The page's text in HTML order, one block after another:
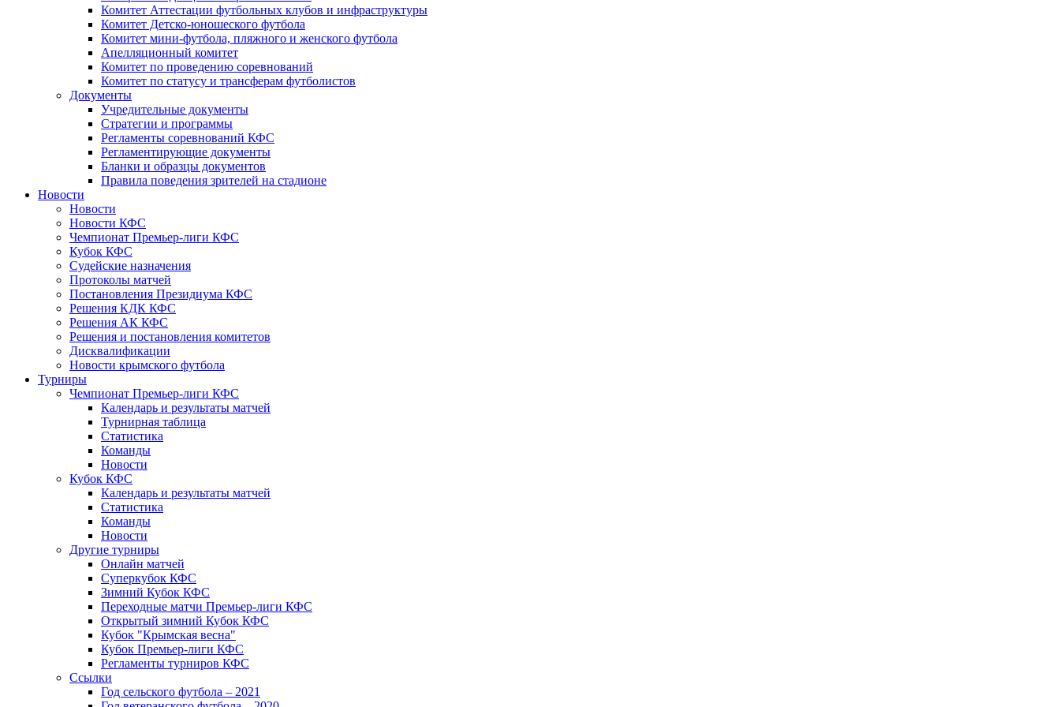
Комитет Аттестации футбольных клубов и инфраструктуры
Комитет Детско-юношеского футбола
Комитет мини-футбола, пляжного и женского футбола
Апелляционный комитет
Комитет по проведению соревнований
Комитет по статусу и трансферам футболистов
Документы
Учредительные документы
Стратегии и программы
Регламенты соревнований КФС
Регламентирующие документы
Бланки и образцы документов
Правила поведения зрителей на стадионе
Новости
Новости
Новости КФС
Чемпионат Премьер-лиги КФС
Кубок КФС
Судейские назначения
Протоколы матчей
Постановления Президиума КФС
Решения КДК КФС
Решения АК КФС
Решения и постановления комитетов
Дисквалификации
Новости крымского футбола
Турниры
Чемпионат Премьер-лиги КФС
Календарь и результаты матчей
Турнирная таблица
Статистика
Команды
Новости
Кубок КФС
Календарь и результаты матчей
Статистика
Команды
Новости
Другие турниры
Онлайн матчей
Суперкубок КФС
Зимний Кубок КФС
Переходные матчи Премьер-лиги КФС
Открытый зимний Кубок КФС
Кубок "Крымская весна"
Кубок Премьер-лиги КФС
Регламенты турниров КФС
Ссылки
Год сельского футбола – 2021